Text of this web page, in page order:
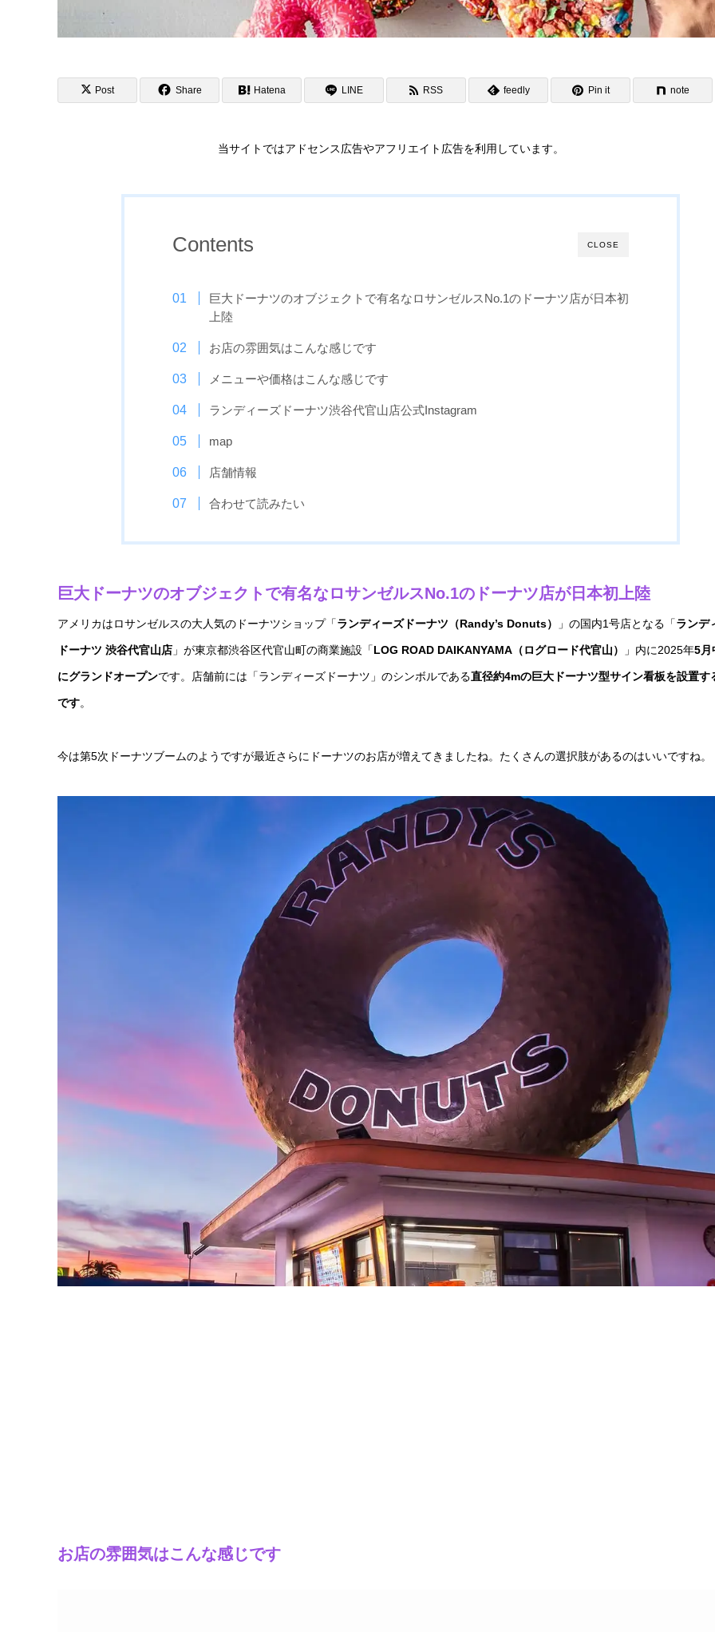
Post Share Hatena LINE RSS feedly Pin it note
当サイトではアドセンス広告やアフリエイト広告を利用しています。
CLOSE
Contents
巨大ドーナツのオブジェクトで有名なロサンゼルスNo.1のドーナツ店が日本初
上陸
お店の雰囲気はこんな感じです
メニューや価格はこんな感じです
ランディーズドーナツ渋谷代官山店公式Instagram
map
店舗情報
合わせて読みたい
巨大ドーナツのオブジェクトで有名なロサンゼルスNo.1のドーナツ店が日本初上陸
アメリカはロサンゼルスの大人気のドーナツショップ「ランディーズドーナツ（Randy’s Donuts） 」の国内1号店となる「ランデ
ドーナツ 渋谷代官山店 」が東京都渋谷区代官山町の商業施設「LOG ROAD DAIKANYAMA（ログロード代官山） 」内に2025年5月
にグランドオープンです。店舗前には「ランディーズドーナツ」のシンボルである直径約4mの巨大ドーナツ型サイン看板を設置す
です。
今は第5次ドーナツブームのようですが最近さらにドーナツのお店が増えてきましたね。たくさんの選択肢があるのはいいですね。
お店の雰囲気はこんな感じです